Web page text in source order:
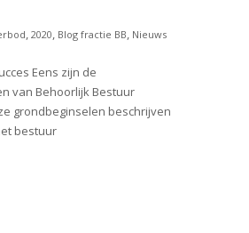
2020 Blog fractie BB Nieuws
Eens zijn de
van Behoorlijk Bestuur
grondbeginselen beschrijven
bestuur